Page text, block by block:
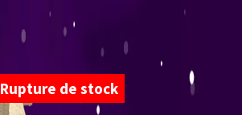
Rupture de stock